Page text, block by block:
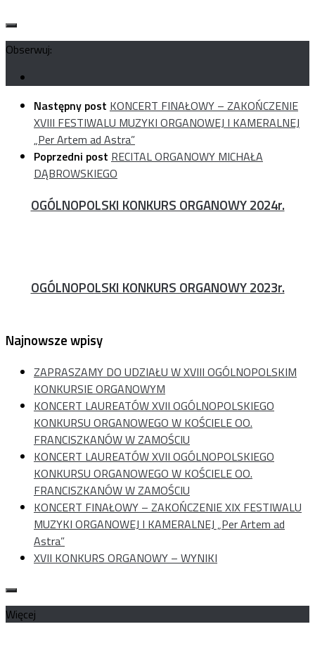
Obserwuj:
Następny post KONCERT FINAŁOWY – ZAKOŃCZENIE
XVIII FESTIWALU MUZYKI ORGANOWEJ I KAMERALNEJ
„Per Artem ad Astra”
Poprzedni post RECITAL ORGANOWY MICHAŁA
DĄBROWSKIEGO
OGÓLNOPOLSKI KONKURS ORGANOWY 2024r.
OGÓLNOPOLSKI KONKURS ORGANOWY 2023r.
Najnowsze wpisy
ZAPRASZAMY DO UDZIAŁU W XVIII OGÓLNOPOLSKIM
KONKURSIE ORGANOWYM
KONCERT LAUREATÓW XVII OGÓLNOPOLSKIEGO
KONKURSU ORGANOWEGO W KOŚCIELE OO.
FRANCISZKANÓW W ZAMOŚCIU
KONCERT LAUREATÓW XVII OGÓLNOPOLSKIEGO
KONKURSU ORGANOWEGO W KOŚCIELE OO.
FRANCISZKANÓW W ZAMOŚCIU
KONCERT FINAŁOWY – ZAKOŃCZENIE XIX FESTIWALU
MUZYKI ORGANOWEJ I KAMERALNEJ „Per Artem ad
Astra”
XVII KONKURS ORGANOWY – WYNIKI
Więcej